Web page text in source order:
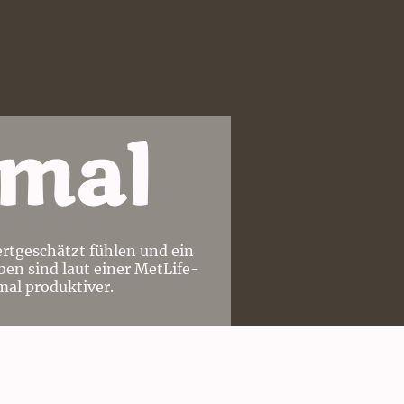
fühlen und ein
sind laut einer MetLife-
produktiver.